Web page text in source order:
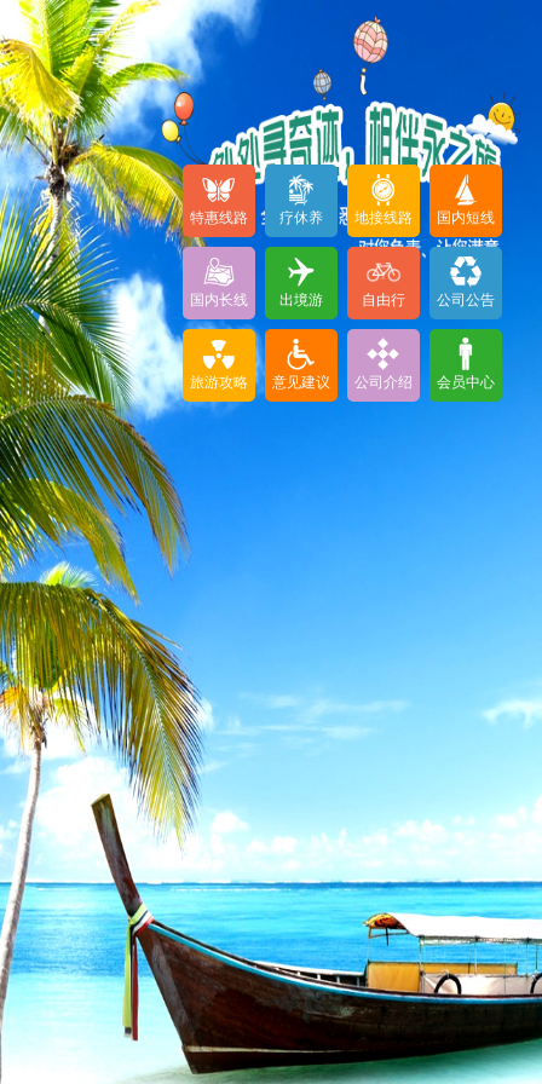
特惠线路 疗休养 地接线路 国内短线
国内长线 出境游 自由行 公司公告
旅游攻略 意见建议 公司介绍 会员中心